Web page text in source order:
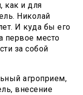
как и для
Николай
И куда бы его
первое место
за собой
агроприем,
внесение